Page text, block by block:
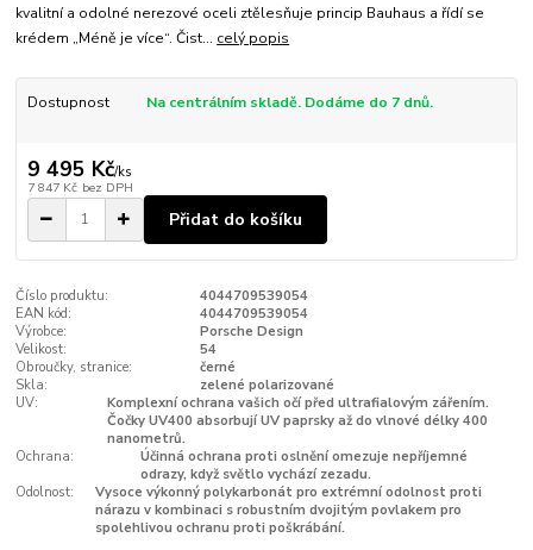
kvalitní a odolné nerezové oceli ztělesňuje princip Bauhaus a řídí se
krédem „Méně je více“. Čist... celý popis
Dostupnost Na centrálním skladě. Dodáme do 7 dnů.
9 495 Kč/ks
7 847 Kč bez DPH
Přidat do košíku
Číslo produktu:
4044709539054
EAN kód:
4044709539054
Výrobce:
Porsche Design
Velikost:
54
Obroučky, stranice:
černé
Skla:
zelené polarizované
UV:
Komplexní ochrana vašich očí před ultrafialovým zářením.
Čočky UV400 absorbují UV paprsky až do vlnové délky 400
nanometrů.
Ochrana:
Účinná ochrana proti oslnění omezuje nepříjemné
odrazy, když světlo vychází zezadu.
Odolnost:
Vysoce výkonný polykarbonát pro extrémní odolnost proti
nárazu v kombinaci s robustním dvojitým povlakem pro
spolehlivou ochranu proti poškrábání.